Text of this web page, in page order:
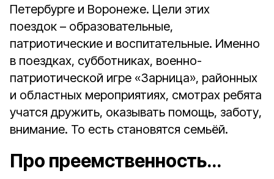
Петербурге и Воронеже. Цели этих
поездок – образовательные,
патриотические и воспитательные. Именно
в поездках, субботниках, военно-
патриотической игре «Зарница», районных
и областных мероприятиях, смотрах ребята
учатся дружить, оказывать помощь, заботу,
внимание. То есть становятся семьёй.
Про преемственность…